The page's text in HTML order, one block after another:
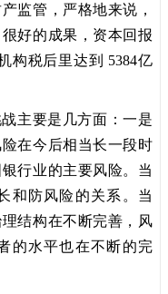
监管，严格地来说，
好的成果，资本回报
构税后里达到 5384亿
主要是几方面：一是
在今后相当长一段时
行业的主要风险。当
和防风险的关系。当
结构在不断完善，风
的水平也在不断的完